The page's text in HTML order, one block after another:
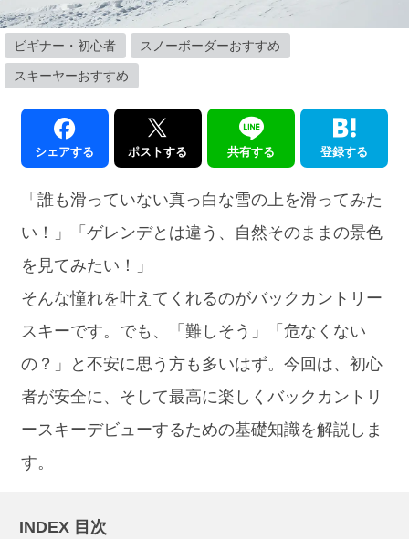
ビギナー・初心者 スノーボーダーおすすめ
スキーヤーおすすめ
シェアする ポストする 共有する 登録する
「誰も滑っていない真っ白な雪の上を滑ってみた
い！」「ゲレンデとは違う、自然そのままの景色
を見てみたい！」
そんな憧れを叶えてくれるのがバックカントリー
スキーです。でも、「難しそう」「危なくない
の？」と不安に思う方も多いはず。今回は、初心
者が安全に、そして最高に楽しくバックカントリ
ースキーデビューするための基礎知識を解説しま
す。
INDEX 目次